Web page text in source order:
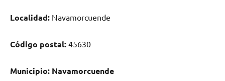
Localidad: Navamorcuende
Código postal: 45630
Municipio: Navamorcuende